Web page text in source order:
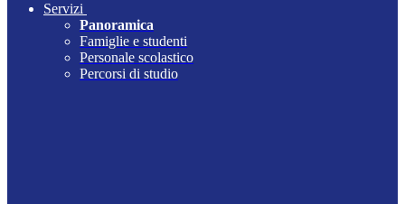
Servizi
Panoramica
Famiglie e studenti
Personale scolastico
Percorsi di studio